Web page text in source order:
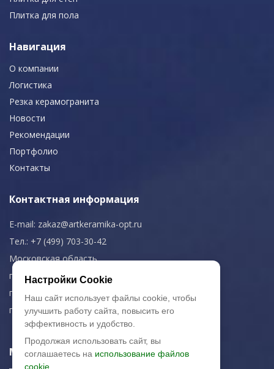
Плитка для пола
Навигация
О компании
Логистика
Резка керамогранита
Новости
Рекомендации
Портфолио
Контакты
Контактная информация
E-mail: zakaz@artkeramika-opt.ru
Тел.: +7 (499) 703-30-42
Московская область,
г. Красногорск
пн-чт: 09.00-18.00
пт: 09.00-17.00
Мы в соц. сетях
Настройки Cookie
Наш сайт использует файлы cookie, чтобы
улучшить работу сайта, повысить его
эффективность и удобство.
Продолжая использовать сайт, вы
соглашаетесь на использование файлов
cookie.